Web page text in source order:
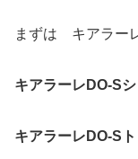
まずは キアラー
キアラーレDO-S
キアラーレDO-S